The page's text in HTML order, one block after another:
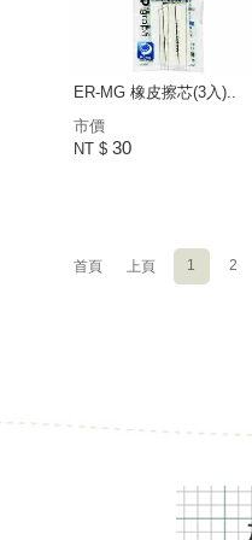
ER-MG 橡皮擦芯(3入)..
市價
NT $ 30
首頁 上頁 1 2